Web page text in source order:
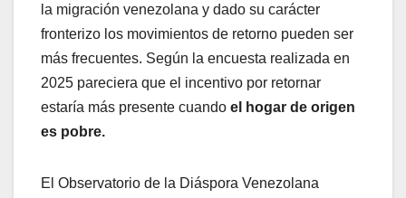
la migración venezolana y dado su carácter
fronterizo los movimientos de retorno pueden ser
más frecuentes. Según la encuesta realizada en
2025 pareciera que el incentivo por retornar
estaría más presente cuando el hogar de origen
es pobre.
El Observatorio de la Diáspora Venezolana